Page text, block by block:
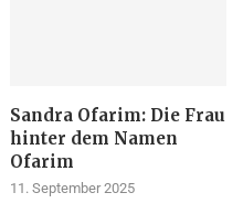
Sandra Ofarim: Die Frau
hinter dem Namen
Ofarim
11. September 2025